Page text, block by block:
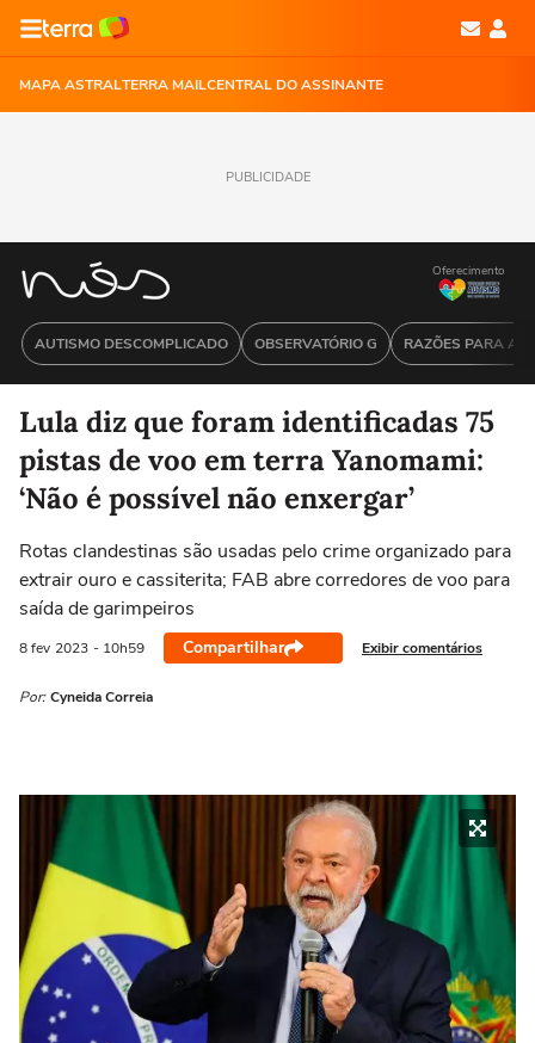
MAPA ASTRALTERRA MAILCENTRAL DO ASSINANTE
PUBLICIDADE
AUTISMO DESCOMPLICADO OBSERVATÓRIO G RAZÕES PARA
Oferecimento
Lula diz que foram identificadas 75
pistas de voo em terra Yanomami:
‘Não é possível não enxergar’
Rotas clandestinas são usadas pelo crime organizado para
extrair ouro e cassiterita; FAB abre corredores de voo para
saída de garimpeiros
8 fev 2023 - 10h59 Compartilhar Exibir comentários
Por: Cyneida Correia